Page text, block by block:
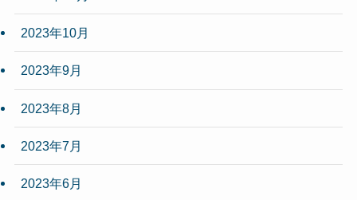
2023年10月
2023年9月
2023年8月
2023年7月
2023年6月